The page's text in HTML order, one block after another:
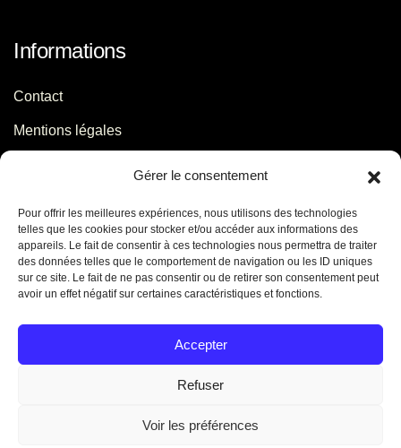
Gérer le consentement
Pour offrir les meilleures expériences, nous utilisons des technologies
telles que les cookies pour stocker et/ou accéder aux informations des
appareils. Le fait de consentir à ces technologies nous permettra de traiter
des données telles que le comportement de navigation ou les ID uniques
sur ce site. Le fait de ne pas consentir ou de retirer son consentement peut
avoir un effet négatif sur certaines caractéristiques et fonctions.
Accepter
Refuser
Voir les préférences
Informations
Contact
Mentions légales
Contact
06 29 56 64 44
contact[@]jb-conseils.fr
Caen - Normandie - France
Jennifer Benoit. Tous droits réservés. Créé par